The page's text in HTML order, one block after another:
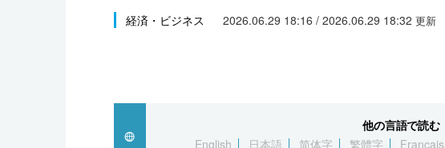
文化
スポーツ・東京2020
経済・ビジネス 2026.06.29 18:16 / 2026.06.29 18:32 更新
他の言語で読む
English
日本語 简体字 繁體字 Français